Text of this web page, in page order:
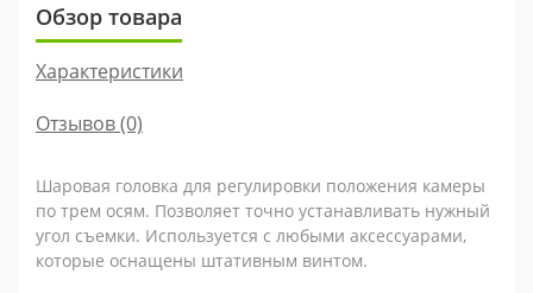
Обзор товара
Характеристики
Отзывов (0)
Шаровая головка для регулировки положения камеры
по трем осям. Позволяет точно устанавливать нужный
угол съемки. Используется с любыми аксессуарами,
которые оснащены штативным винтом.